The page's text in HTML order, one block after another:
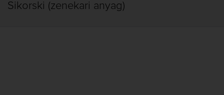
Sikorski (zenekari anyag)